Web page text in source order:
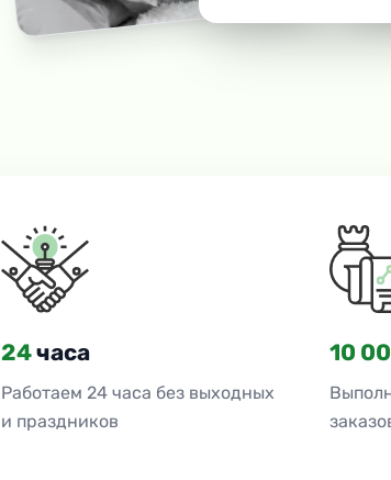
24часа
Работаем 24 часа без выходных
и праздников
10